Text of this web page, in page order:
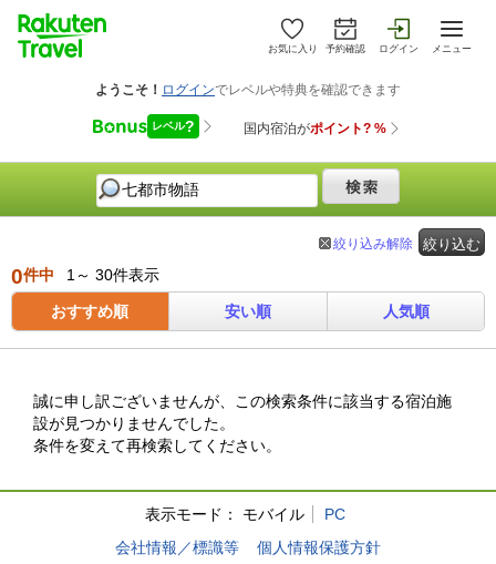
お気に入り 予約確認 ログイン メニュー
絞り込む
絞り込み解除
0件中 1～ 30件表示
おすすめ順 安い順 人気順
誠に申し訳ございませんが、この検索条件に該当する宿泊施
設が見つかりませんでした。
条件を変えて再検索してください。
表示モード： モバイル
PC
会社情報／標識等
個人情報保護方針